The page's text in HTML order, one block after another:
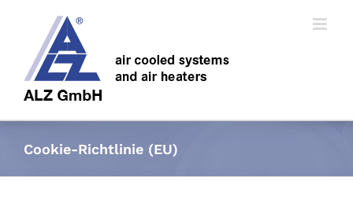
content
Cookie-Richtlinie (EU)